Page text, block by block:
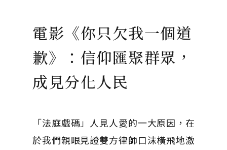
電影《你只欠我一個道
歉》：信仰匯聚群眾，
成見分化人民
「法庭戲碼」人見人愛的一大原因，在
於我們親眼見證雙方律師口沫橫飛地激